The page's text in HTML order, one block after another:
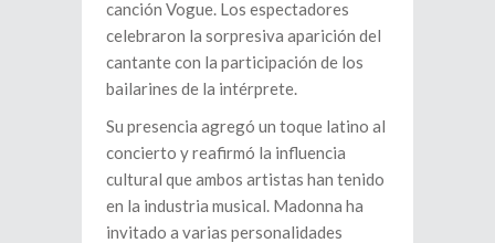
canción Vogue. Los espectadores
celebraron la sorpresiva aparición del
cantante con la participación de los
bailarines de la intérprete.
Su presencia agregó un toque latino al
concierto y reafirmó la influencia
cultural que ambos artistas han tenido
en la industria musical. Madonna ha
invitado a varias personalidades